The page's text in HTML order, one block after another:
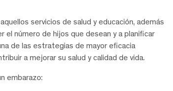
servicios de salud y educación, además
número de hijos que desean y a planificar
de las estrategias de mayor eficacia
a mejorar su salud y calidad de vida.
embarazo: